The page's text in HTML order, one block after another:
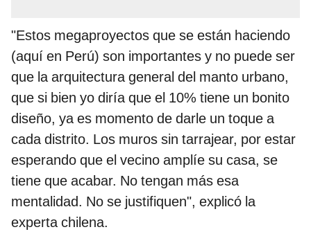
"Estos megaproyectos que se están haciendo
(aquí en Perú) son importantes y no puede ser
que la arquitectura general del manto urbano,
que si bien yo diría que el 10% tiene un bonito
diseño, ya es momento de darle un toque a
cada distrito. Los muros sin tarrajear, por estar
esperando que el vecino amplíe su casa, se
tiene que acabar. No tengan más esa
mentalidad. No se justifiquen", explicó la
experta chilena.